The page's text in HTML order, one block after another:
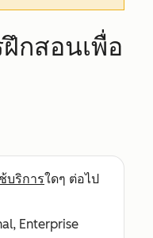
กสอนเพื่อ
บริการใดๆ ต่อไป
Enterprise